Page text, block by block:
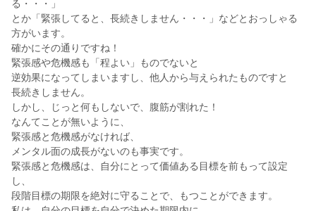
る・・・」
とか「緊張してると、長続きしません・・・」などとおっしゃる
方がいます。
確かにその通りですね！
緊張感や危機感も「程よい」ものでないと
逆効果になってしまいますし、他人から与えられたものですと
長続きしません。
しかし、じっと何もしないで、腹筋が割れた！
なんてことが無いように、
緊張感と危機感がなければ、
メンタル面の成長がないのも事実です。
緊張感と危機感は、自分にとって価値ある目標を前もって設定
し、
段階目標の期限を絶対に守ることで、もつことができます。